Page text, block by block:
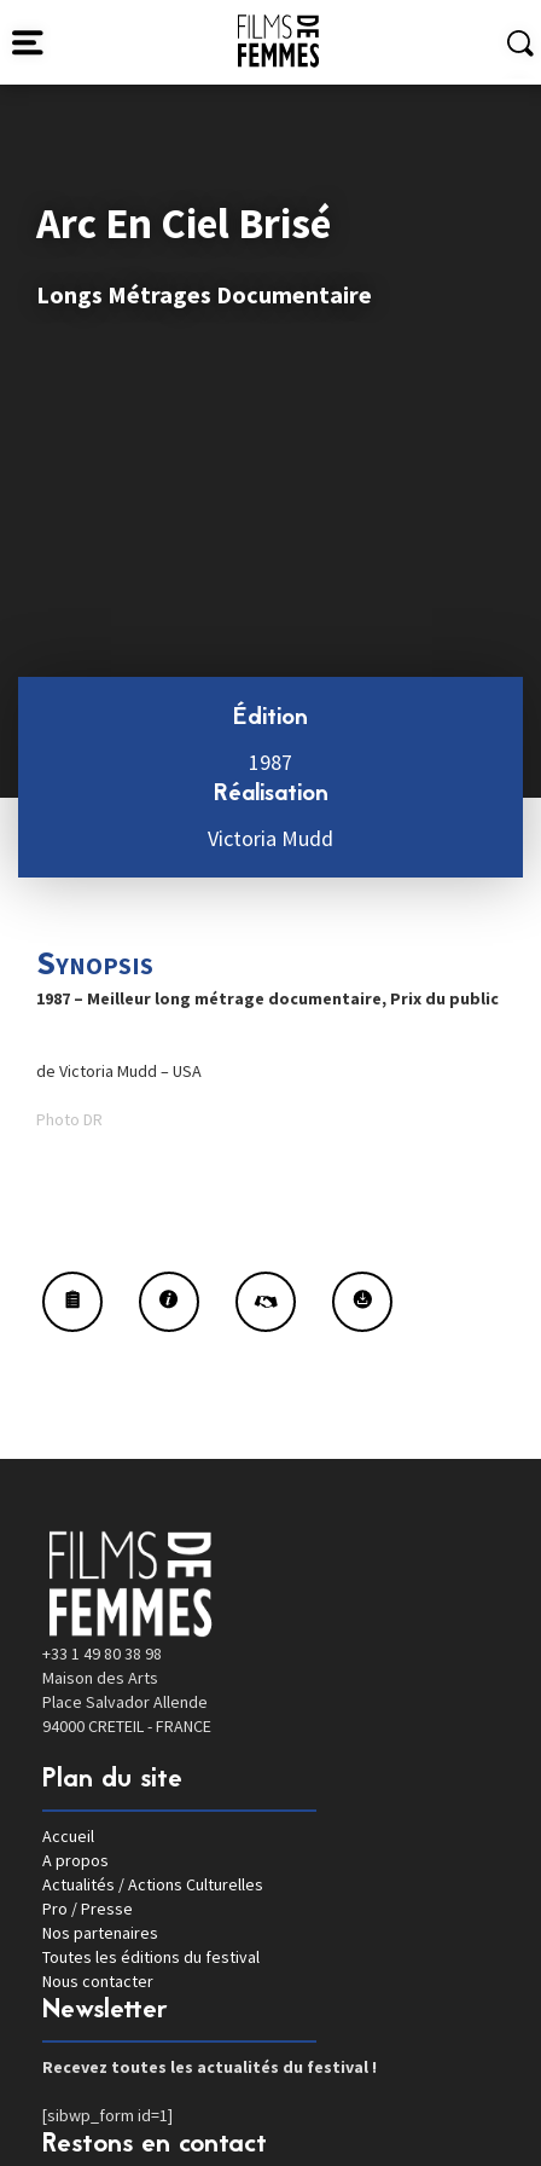
Arc En Ciel Brisé
Longs Métrages Documentaire
Édition
1987
Réalisation
Victoria Mudd
Synopsis
1987 – Meilleur long métrage documentaire, Prix du public
de Victoria Mudd – USA
Photo DR
+33 1 49 80 38 98
Maison des Arts
Place Salvador Allende
94000 CRETEIL - FRANCE
Plan du site
Accueil
A propos
Actualités / Actions Culturelles
Pro / Presse
Nos partenaires
Toutes les éditions du festival
Nous contacter
Newsletter
Recevez toutes les actualités du festival !
[sibwp_form id=1]
Restons en contact